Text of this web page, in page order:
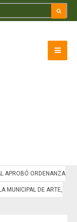
APROBÓ ORDENANZA
MUNICIPAL DE ARTE,